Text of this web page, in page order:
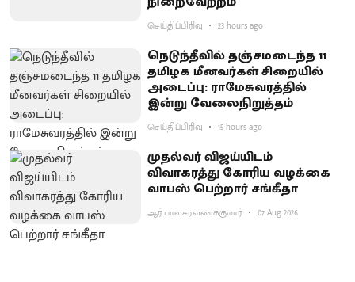
செய்திப்பிரிவு 23 hours ago
நெடுந்தீவில் தஞ்சமடைந்த 11
தமிழக மீனவர்கள் சிறையில்
அடைப்பு: ராமேசுவரத்தில்
இன்று வேலைநிறுத்தம்
செய்திப்பிரிவு 15 hours ago
முதல்வர் விஜய்யிடம்
விவாகரத்து கோரிய வழக்கை
வாபஸ் பெற்றார் சங்கீதா
ஆர்.பாலசரவணக்குமார் 07 Aug 2026